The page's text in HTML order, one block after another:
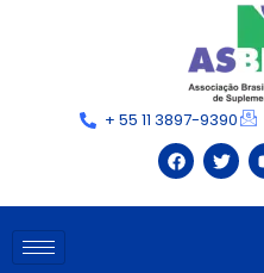
+ 55 11 3897-9390